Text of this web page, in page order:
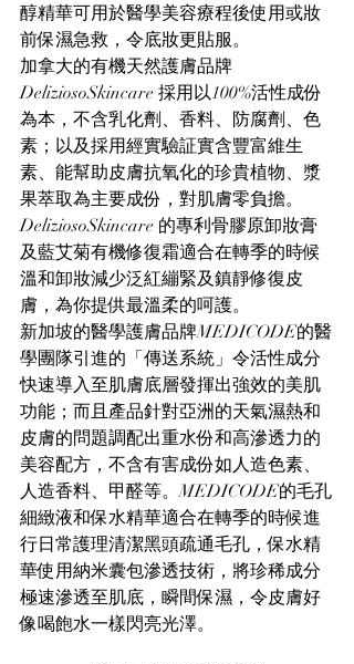
醇精華可用於醫學美容療程後使用或妝
前保濕急救，令底妝更貼服。
加拿大的有機天然護膚品牌
DeliziosoSkincare 採用以100%活性成份
為本，不含乳化劑、香料、防腐劑、色
素；以及採用經實驗証實含豐富維生
素、能幫助皮膚抗氧化的珍貴植物、漿
果萃取為主要成份，對肌膚零負擔。
DeliziosoSkincare 的專利骨膠原卸妝膏
及藍艾菊有機修復霜適合在轉季的時候
溫和卸妝減少泛紅繃緊及鎮靜修復皮
膚，為你提供最溫柔的呵護。
新加坡的醫學護膚品牌MEDICODE的醫
學團隊引進的「傳送系統」令活性成分
快速導入至肌膚底層發揮出強效的美肌
功能；而且產品針對亞洲的天氣濕熱和
皮膚的問題調配出重水份和高滲透力的
美容配方，不含有害成份如人造色素、
人造香料、甲醛等。MEDICODE的毛孔
細緻液和保水精華適合在轉季的時候進
行日常護理清潔黑頭疏通毛孔，保水精
華使用納米囊包滲透技術，將珍稀成分
極速滲透至肌底，瞬間保濕，令皮膚好
像喝飽水一樣閃亮光澤。